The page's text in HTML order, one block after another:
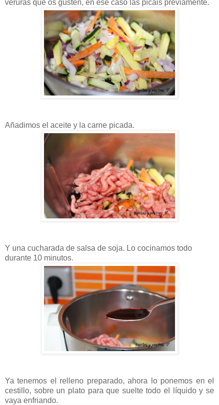
veruras que os gusten, en ese caso las picais previamente.
Añadimos el aceite y la carne picada.
Y una cucharada de salsa de soja. Lo cocinamos todo
durante 10 minutos.
Ya tenemos el relleno preparado, ahora lo ponemos en el
cestillo, sobre un plato para que suelte todo el líquido y se
vaya enfriando.